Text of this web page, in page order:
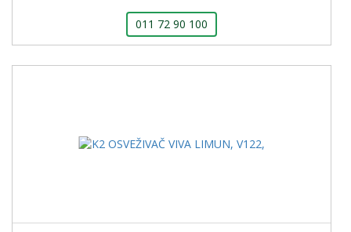
011 72 90 100